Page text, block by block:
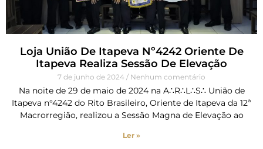
Loja União De Itapeva Nº4242 Oriente De
Itapeva Realiza Sessão De Elevação
7 de junho de 2024 Nenhum comentário
Na noite de 29 de maio de 2024 na A∴R∴L∴S∴ União de
Itapeva n°4242 do Rito Brasileiro, Oriente de Itapeva da 12ª
Macrorregião, realizou a Sessão Magna de Elevação ao
Ler »